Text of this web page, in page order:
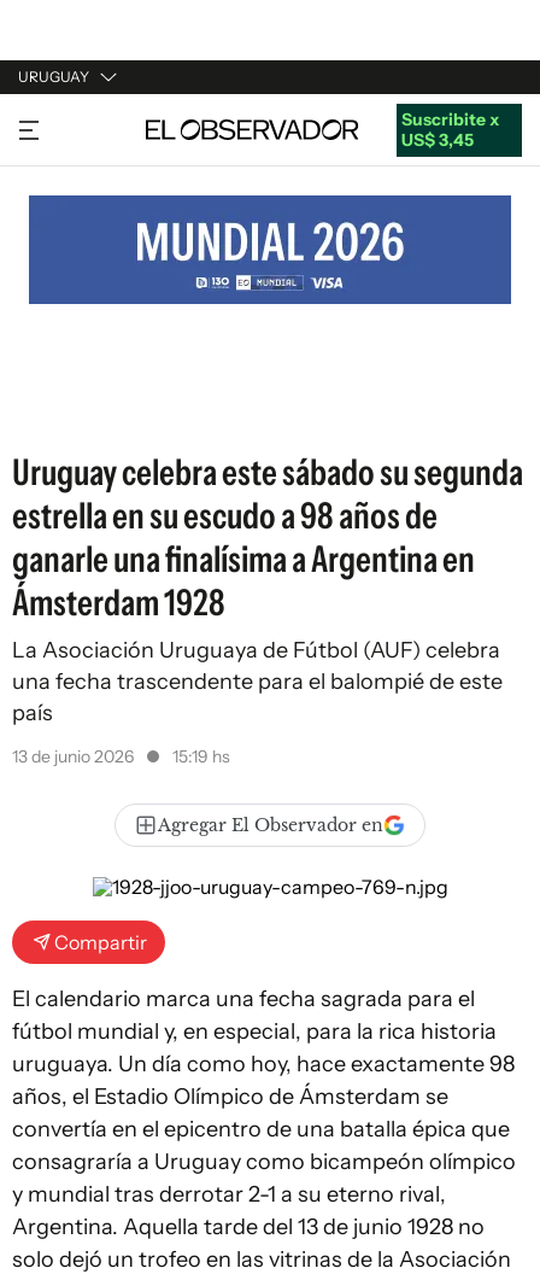
URUGUAY
URUGUAY
ARGENTINA
ESTADOS UNIDOS
Suscribite x
US$ 3,45
Uruguay celebra este sábado su segunda
estrella en su escudo a 98 años de
ganarle una finalísima a Argentina en
Ámsterdam 1928
La Asociación Uruguaya de Fútbol (AUF) celebra
una fecha trascendente para el balompié de este
país
13 de junio 2026 15:19 hs
Agregar El Observador en
Compartir
El calendario marca una fecha sagrada para el
fútbol mundial y, en especial, para la rica historia
uruguaya. Un día como hoy, hace exactamente 98
años, el Estadio Olímpico de Ámsterdam se
convertía en el epicentro de una batalla épica que
consagraría a Uruguay como bicampeón olímpico
y mundial tras derrotar 2-1 a su eterno rival,
Argentina. Aquella tarde del 13 de junio 1928 no
solo dejó un trofeo en las vitrinas de la Asociación